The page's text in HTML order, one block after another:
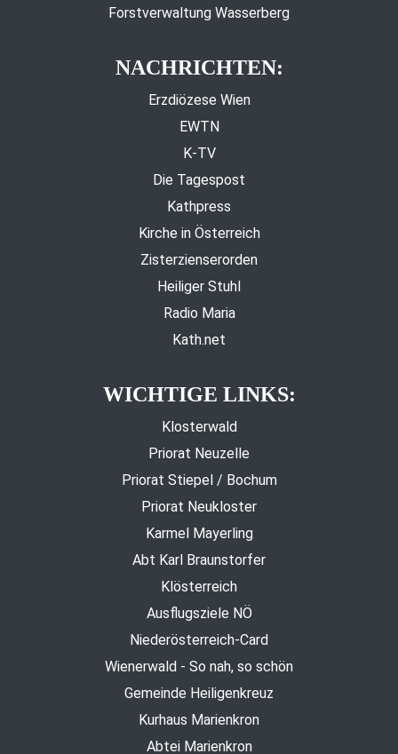
Forstverwaltung Wasserberg
NACHRICHTEN:
Erzdiözese Wien
EWTN
K-TV
Die Tagespost
Kathpress
Kirche in Österreich
Zisterzienserorden
Heiliger Stuhl
Radio Maria
Kath.net
WICHTIGE LINKS:
Klosterwald
Priorat Neuzelle
Priorat Stiepel / Bochum
Priorat Neukloster
Karmel Mayerling
Abt Karl Braunstorfer
Klösterreich
Ausflugsziele NÖ
Niederösterreich-Card
Wienerwald - So nah, so schön
Gemeinde Heiligenkreuz
Kurhaus Marienkron
Abtei Marienkron